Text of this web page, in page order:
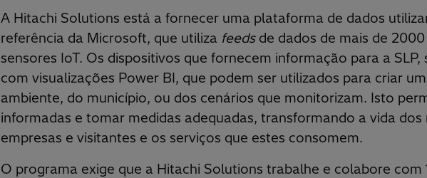
A Hitachi Solutions está a fornecer uma plataforma de dados
referência da Microsoft, que utiliza feedsde dados de mais de
sensores IoT. Os dispositivos que fornecem informação para a SLP,
com visualizações Power BI, que podem ser utilizados para criar
ambiente, do município, ou dos cenários que monitorizam. Isto
informadas e tomar medidas adequadas, transformando a vida dos
empresas e visitantes e os serviços que estes consomem.
O programa exige que a Hitachi Solutions trabalhe e colabore com